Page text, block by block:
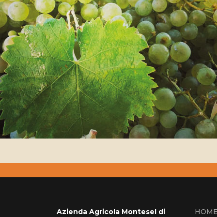
Azienda Agricola Montesel di